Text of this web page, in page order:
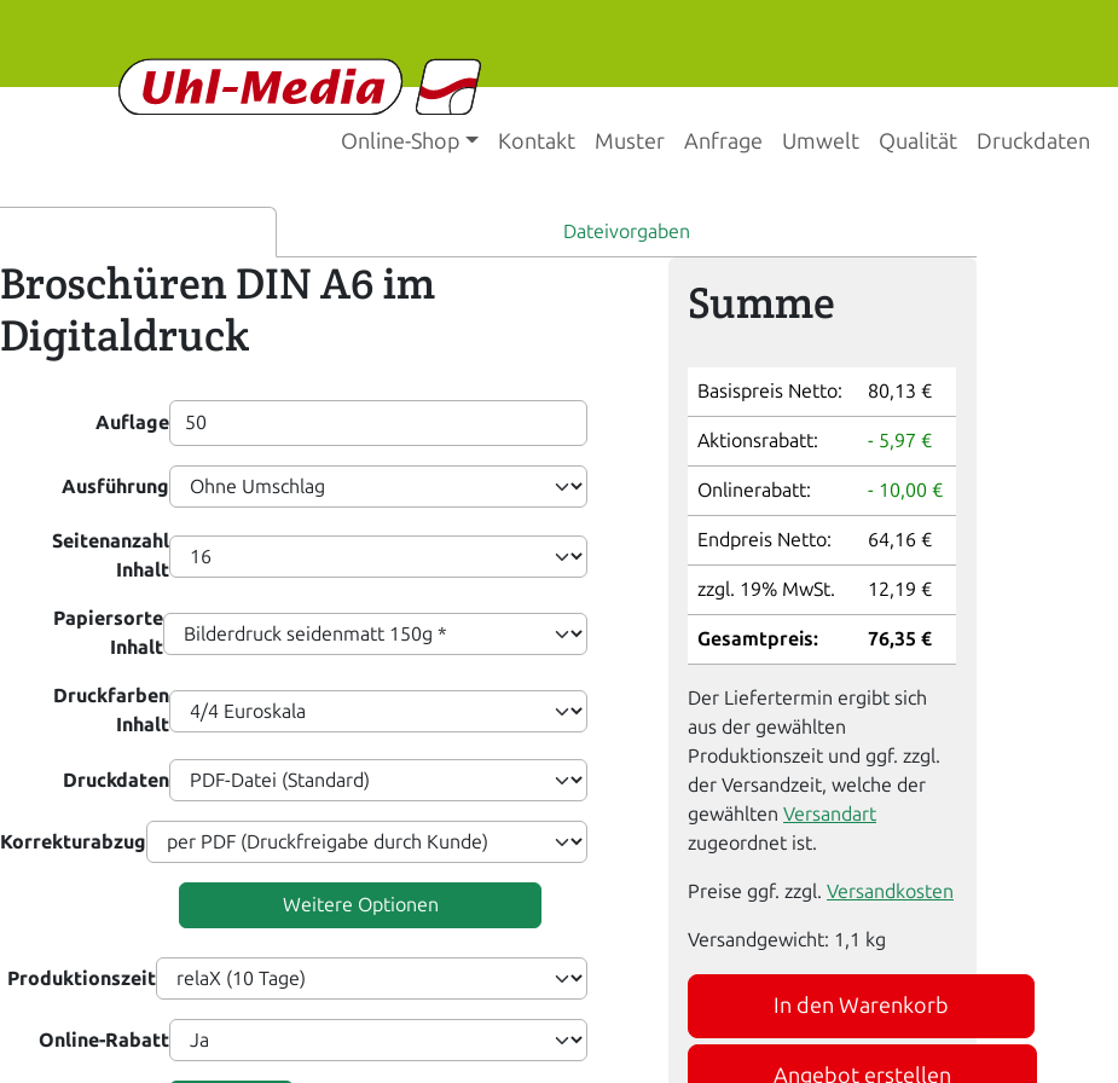
Online-Shop Kontakt Muster Anfrage Umwelt Qualität Druckdaten
Dateivorgaben
Broschüren DIN A6 im
Digitaldruck
Auflage
Ausführung
Seitenanzahl
Inhalt
Papiersorte
Inhalt
Druckfarben
Inhalt
Druckdaten
Korrekturabzug
Weitere Optionen
Produktionszeit
Online-Rabatt
Summe
Basispreis Netto: 80,13 €
Aktionsrabatt: - 5,97 €
Onlinerabatt: - 10,00 €
Endpreis Netto: 64,16 €
zzgl. 19% MwSt. 12,19 €
Gesamtpreis: 76,35 €
Der Liefertermin ergibt sich
aus der gewählten
Produktionszeit und ggf. zzgl.
der Versandzeit, welche der
gewählten Versandart
zugeordnet ist.
Preise ggf. zzgl. Versandkosten
Versandgewicht: 1,1 kg